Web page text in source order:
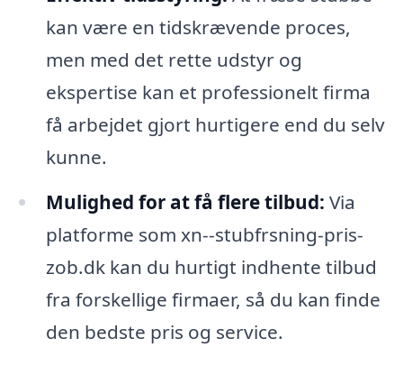
kan være en tidskrævende proces,
men med det rette udstyr og
ekspertise kan et professionelt firma
få arbejdet gjort hurtigere end du selv
kunne.
Mulighed for at få flere tilbud: Via
platforme som xn--stubfrsning-pris-
zob.dk kan du hurtigt indhente tilbud
fra forskellige firmaer, så du kan finde
den bedste pris og service.